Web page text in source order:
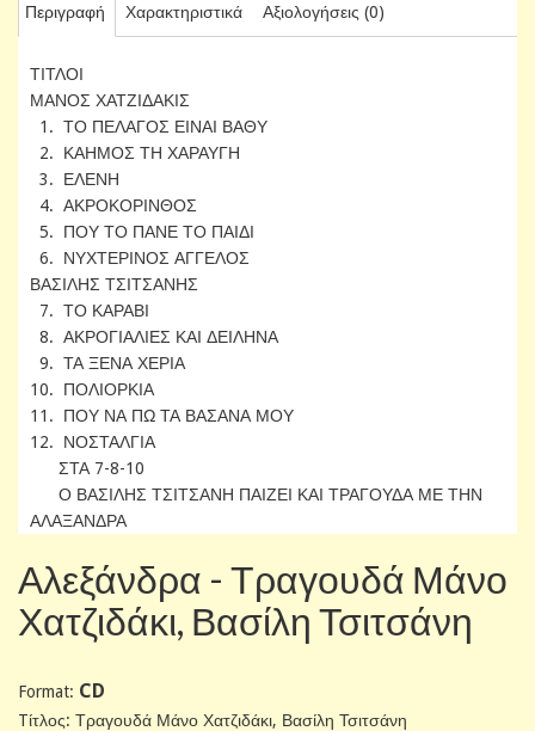
Περιγραφή Χαρακτηριστικά Αξιολογήσεις (0)
ΤΙΤΛΟΙ
ΜΑΝΟΣ ΧΑΤΖΙΔΑΚΙΣ
1. ΤΟ ΠΕΛΑΓΟΣ ΕΙΝΑΙ ΒΑΘΥ
2. ΚΑΗΜΟΣ ΤΗ ΧΑΡΑΥΓΗ
3. ΕΛΕΝΗ
4. ΑΚΡΟΚΟΡΙΝΘΟΣ
5. ΠΟΥ ΤΟ ΠΑΝΕ ΤΟ ΠΑΙΔΙ
6. ΝΥΧΤΕΡΙΝΟΣ ΑΓΓΕΛΟΣ
ΒΑΣΙΛΗΣ ΤΣΙΤΣΑΝΗΣ
7. ΤΟ ΚΑΡΑΒΙ
8. ΑΚΡΟΓΙΑΛΙΕΣ ΚΑΙ ΔΕΙΛΗΝΑ
9. ΤΑ ΞΕΝΑ ΧΕΡΙΑ
10. ΠΟΛΙΟΡΚΙΑ
11. ΠΟΥ ΝΑ ΠΩ ΤΑ ΒΑΣΑΝΑ ΜΟΥ
12. ΝΟΣΤΑΛΓΙΑ
ΣΤΑ 7-8-10
Ο ΒΑΣΙΛΗΣ ΤΣΙΤΣΑΝΗ ΠΑΙΖΕΙ ΚΑΙ ΤΡΑΓΟΥΔΑ ΜΕ ΤΗΝ
ΑΛΑΞΑΝΔΡΑ
Αλεξάνδρα - Τραγουδά Μάνο
Χατζιδάκι, Βασίλη Τσιτσάνη
Format: CD
Tίτλος: Τραγουδά Μάνο Χατζιδάκι, Βασίλη Τσιτσάνη